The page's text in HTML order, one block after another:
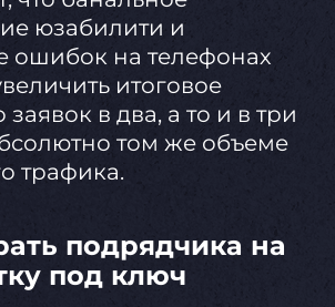
юзабилити и
ошибок на телефонах
итоговое
заявок в два, а то и в три
том же объеме
трафика.
подрядчика на
под ключ